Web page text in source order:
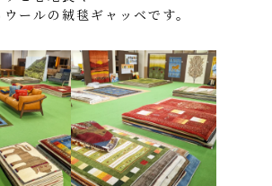
ールの絨毯ギャッベです。